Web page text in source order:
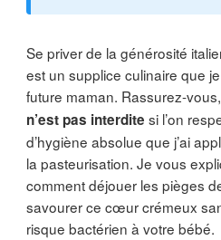
Se priver de la générosité
est un supplice culinaire que
future maman. Rassurez-
n’est pas interdite si l’on
d’hygiène absolue que j’ai
la pasteurisation. Je vous
comment déjouer les pièges
savourer ce cœur crémeux
risque bactérien à votre bébé.